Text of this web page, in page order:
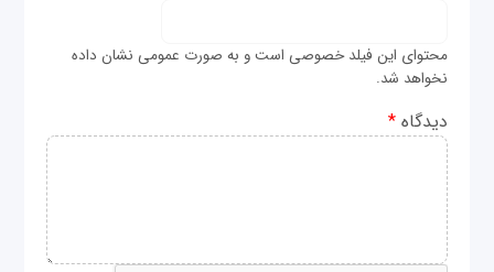
محتوای این فیلد خصوصی است و به صورت عمومی نشان داده
نخواهد شد.
دیدگاه*